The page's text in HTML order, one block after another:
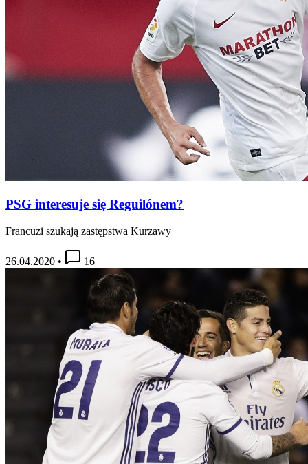
PSG interesuje się Reguilónem?
Francuzi szukają zastępstwa Kurzawy
26.04.2020 • 16